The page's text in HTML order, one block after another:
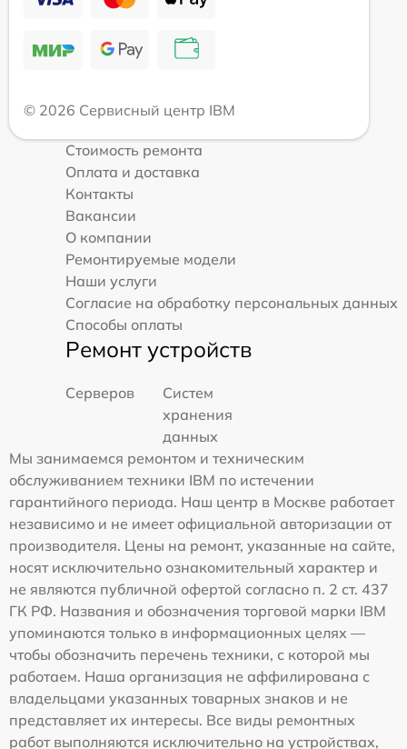
© 2026 Сервисный центр IBM
Стоимость ремонта
Оплата и доставка
Контакты
Вакансии
О компании
Ремонтируемые модели
Наши услуги
Согласие на обработку персональных данных
Способы оплаты
Ремонт устройств
Серверов
Систем
хранения
данных
Мы занимаемся ремонтом и техническим
обслуживанием техники IBM по истечении
гарантийного периода. Наш центр в Москве работает
независимо и не имеет официальной авторизации от
производителя. Цены на ремонт, указанные на сайте,
носят исключительно ознакомительный характер и
не являются публичной офертой согласно п. 2 ст. 437
ГК РФ. Названия и обозначения торговой марки IBM
упоминаются только в информационных целях —
чтобы обозначить перечень техники, с которой мы
работаем. Наша организация не аффилирована с
владельцами указанных товарных знаков и не
представляет их интересы. Все виды ремонтных
работ выполняются исключительно на устройствах,